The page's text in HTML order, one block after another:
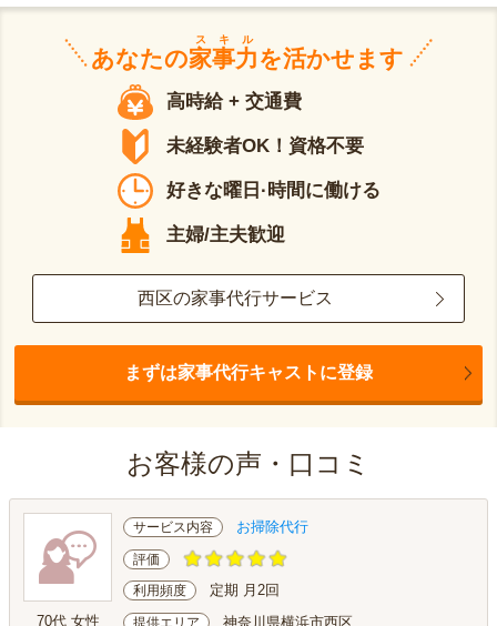
あなたの家事力
スキル
を活かせます
高時給 + 交通費
未経験者OK！資格不要
好きな曜日·時間に働ける
主婦/主夫歓迎
西区の家事代行サービス
まずは家事代行キャストに登録
お客様の声・口コミ
70代 女性
サービス内容 お掃除代行
評価
利用頻度 定期 月2回
提供エリア 神奈川県横浜市西区